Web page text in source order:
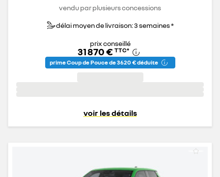
vendu par plusieurs concessions
délai moyen de livraison: 3 semaines *
prix conseillé
31 870 € TTC*
prime Coup de Pouce de 3 620 € déduite
voir les détails